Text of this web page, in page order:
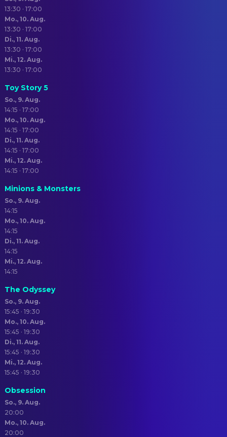
13:30 · 17:00
Mo., 10. Aug.
13:30 · 17:00
Di., 11. Aug.
13:30 · 17:00
Mi., 12. Aug.
13:30 · 17:00
Toy Story 5
So., 9. Aug.
14:15 · 17:00
Mo., 10. Aug.
14:15 · 17:00
Di., 11. Aug.
14:15 · 17:00
Mi., 12. Aug.
14:15 · 17:00
Minions & Monsters
So., 9. Aug.
14:15
Mo., 10. Aug.
14:15
Di., 11. Aug.
14:15
Mi., 12. Aug.
14:15
The Odyssey
So., 9. Aug.
15:45 · 19:30
Mo., 10. Aug.
15:45 · 19:30
Di., 11. Aug.
15:45 · 19:30
Mi., 12. Aug.
15:45 · 19:30
Obsession
So., 9. Aug.
20:00
Mo., 10. Aug.
20:00